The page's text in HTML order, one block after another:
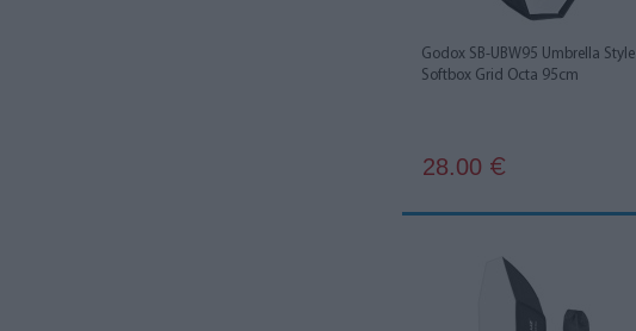
Godox SB-UBW95 Umbrella Style
Softbox Grid Octa 95cm
28.00 €